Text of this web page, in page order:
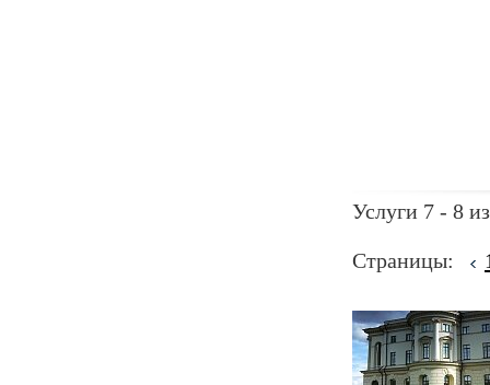
Услуги 7 - 8
Страницы: